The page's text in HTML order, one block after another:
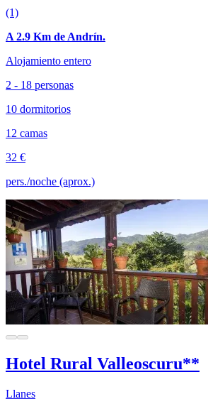
(1)
A 2.9 Km de Andrín.
Alojamiento entero
2 - 18 personas
10 dormitorios
12 camas
32 €
pers./noche (aprox.)
Hotel Rural Valleoscuru**
Llanes